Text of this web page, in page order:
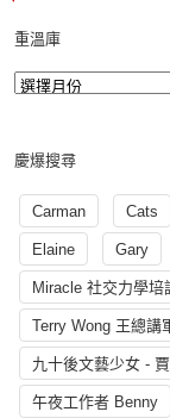
重溫庫
慶爆搜尋
Carman Cats
Elaine Gary
Miracle 社交力學培
Terry Wong 王總講
九十後文藝少女 -
午夜工作者 Benny